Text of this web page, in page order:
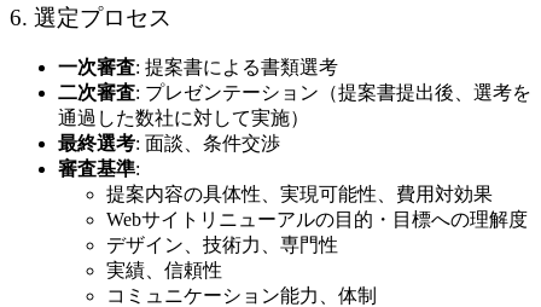
6. 選定プロセス
一次審査: 提案書による書類選考
二次審査: プレゼンテーション（提案書提出後、選考を
通過した数社に対して実施）
最終選考: 面談、条件交渉
審査基準:
提案内容の具体性、実現可能性、費用対効果
Webサイトリニューアルの目的・目標への理解度
デザイン、技術力、専門性
実績、信頼性
コミュニケーション能力、体制